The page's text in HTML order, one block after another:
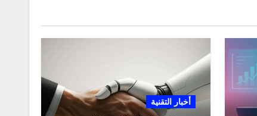
أخبار التقنية